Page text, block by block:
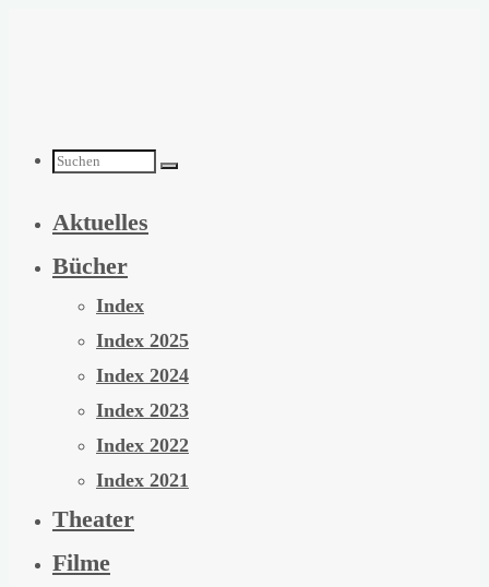
Suchen
nach:
Aktuelles
Bücher
Index
Index 2025
Index 2024
Index 2023
Index 2022
Index 2021
Theater
Filme